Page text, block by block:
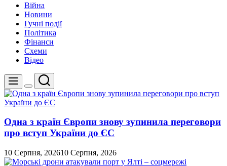
Війна
Новини
Гучні події
Політика
Фінанси
Схеми
Відео
Меню
Перемикач
кольорового
режиму
Пошук
Одна з країн Європи знову зупинила переговори
про вступ України до ЄС
10 Серпня, 202610 Серпня, 2026